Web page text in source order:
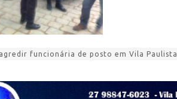
funcionária de posto em Vila Paulista